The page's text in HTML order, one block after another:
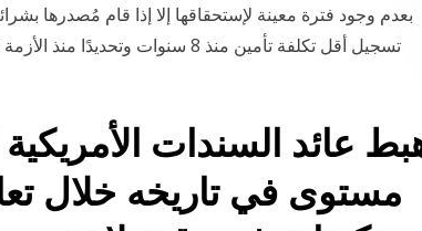
بعدم وجود فترة معينة لإستحقاقها إلا إذا قام مُصدرها
تسجيل أقل تكلفة تأمين منذ 8 سنوات
مستوى في تاريخه خلال